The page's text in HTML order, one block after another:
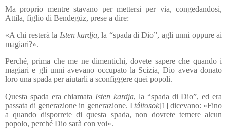
Ma proprio mentre stavano per mettersi per via, congedandosi,
Attila, figlio di Bendegúz, prese a dire:
«A chi resterà la Isten kardja, la “spada di Dio”, agli unni oppure ai
magiari?».
Perché, prima che me ne dimentichi, dovete sapere che quando i
magiari e gli unni avevano occupato la Scizia, Dio aveva donato
loro una spada per aiutarli a sconfiggere quei popoli.
Questa spada era chiamata Isten kardja, la “spada di Dio”, ed era
passata di generazione in generazione. I táltosok[1] dicevano: «Fino
a quando disporrete di questa spada, non dovrete temere alcun
popolo, perché Dio sarà con voi».